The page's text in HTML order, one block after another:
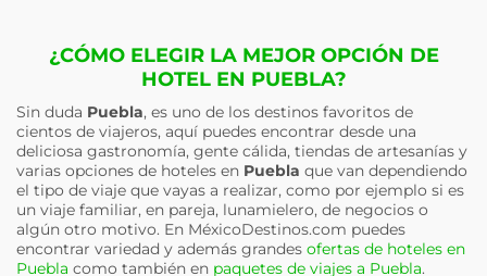
¿CÓMO ELEGIR LA MEJOR OPCIÓN DE
HOTEL EN PUEBLA?
Sin duda Puebla, es uno de los destinos favoritos de
cientos de viajeros, aquí puedes encontrar desde una
deliciosa gastronomía, gente cálida, tiendas de artesanías y
varias opciones de hoteles en Puebla que van dependiendo
el tipo de viaje que vayas a realizar, como por ejemplo si es
un viaje familiar, en pareja, lunamielero, de negocios o
algún otro motivo. En MéxicoDestinos.com puedes
encontrar variedad y además grandes ofertas de hoteles en
Puebla como también en paquetes de viajes a Puebla.